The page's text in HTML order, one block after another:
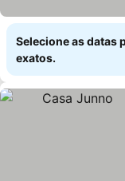
Selecione as datas
exatos.